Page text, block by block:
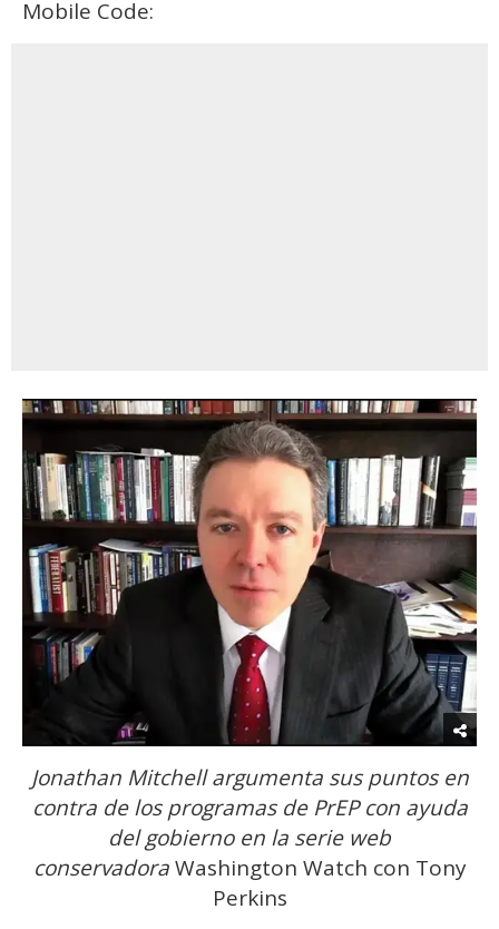
Mobile Code:
Jonathan Mitchell argumenta sus puntos en
contra de los programas de PrEP con ayuda
del gobierno en la serie web
conservadoraWashington Watch con Tony
Perkins